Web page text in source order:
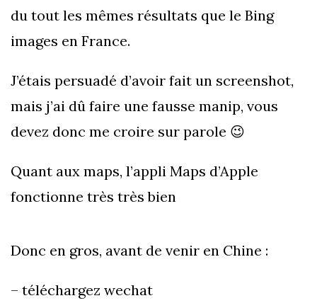
du tout les mêmes résultats que le Bing
images en France.
J’étais persuadé d’avoir fait un screenshot,
mais j’ai dû faire une fausse manip, vous
devez donc me croire sur parole 😉
Quant aux maps, l’appli Maps d’Apple
fonctionne très très bien
Donc en gros, avant de venir en Chine :
– téléchargez wechat